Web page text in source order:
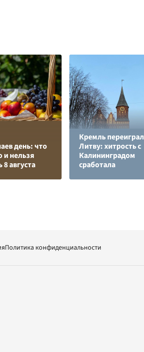
день: что
нельзя
8 августа
Кремль переиграл
Литву: хитрость с
Калининградом
сработала
Политика конфиденциальности